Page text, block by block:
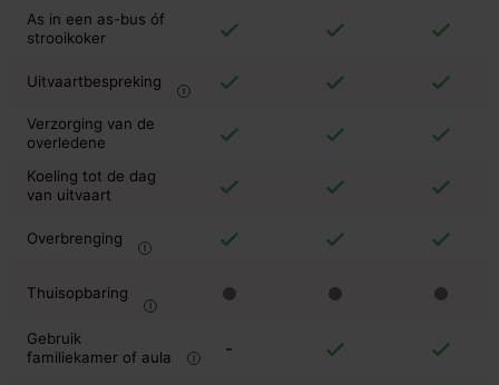
As in een as-bus óf
strooikoker
Uitvaartbespreking
Verzorging van de
overledene
Koeling tot de dag
van uitvaart
Overbrenging
Thuisopbaring
Gebruik
familiekamer of aula
-